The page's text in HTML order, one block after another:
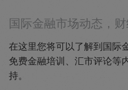
国际金融市场动态，
在这里您将可以了解到国际
免费金融培训、汇市评论等
持。